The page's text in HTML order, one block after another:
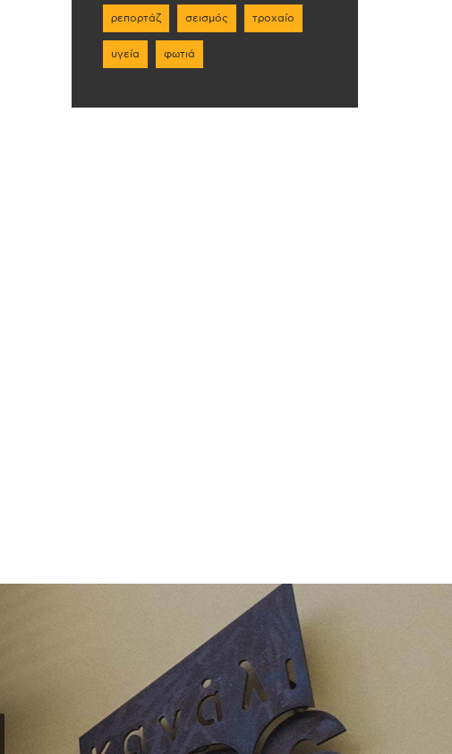
ρεπορτάζ σεισμός τροχαίο
υγεία φωτιά